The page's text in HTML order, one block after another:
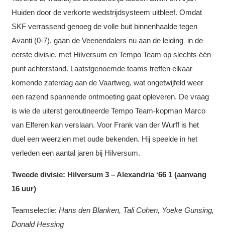
Huiden door de verkorte wedstrijdsysteem uitbleef. Omdat
SKF verrassend genoeg de volle buit binnenhaalde tegen
Avanti (0-7), gaan de Veenendalers nu aan de leiding in de
eerste divisie, met Hilversum en Tempo Team op slechts één
punt achterstand. Laatstgenoemde teams treffen elkaar
komende zaterdag aan de Vaartweg, wat ongetwijfeld weer
een razend spannende ontmoeting gaat opleveren. De vraag
is wie de uiterst geroutineerde Tempo Team-kopman Marco
van Elferen kan verslaan. Voor Frank van der Wurff is het
duel een weerzien met oude bekenden. Hij speelde in het
verleden een aantal jaren bij Hilversum.
Tweede divisie: Hilversum 3 – Alexandria ‘66 1 (aanvang
16 uur)
Teamselectie: Hans den Blanken, Tali Cohen, Yoeke Gunsing,
Donald Hessing